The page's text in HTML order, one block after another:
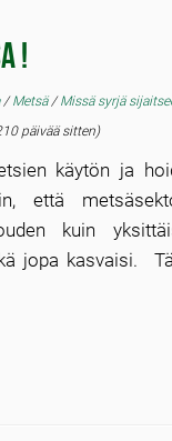
!
/Metsä/Missä syrjä
päivää sitten)
käytön ja
että
kuin
jopa kasvaisi.